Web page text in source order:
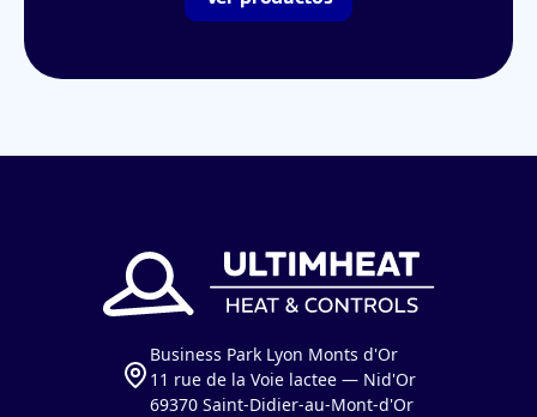
Business Park Lyon Monts d'Or
11 rue de la Voie lactee — Nid'Or
69370 Saint-Didier-au-Mont-d'Or